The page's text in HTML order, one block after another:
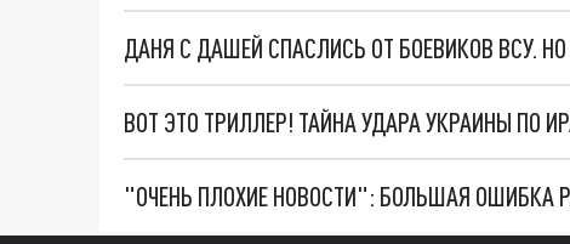
ДАНЯ С ДАШЕЙ СПАСЛИСЬ ОТ БОЕВИКОВ ВСУ.
ВОТ ЭТО ТРИЛЛЕР! ТАЙНА УДАРА УКРАИНЫ ПО